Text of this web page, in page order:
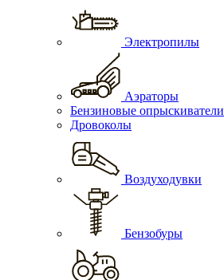
Электропилы
Аэраторы
Бензиновые опрыскиватели
Дровоколы
Воздуходувки
Бензобуры